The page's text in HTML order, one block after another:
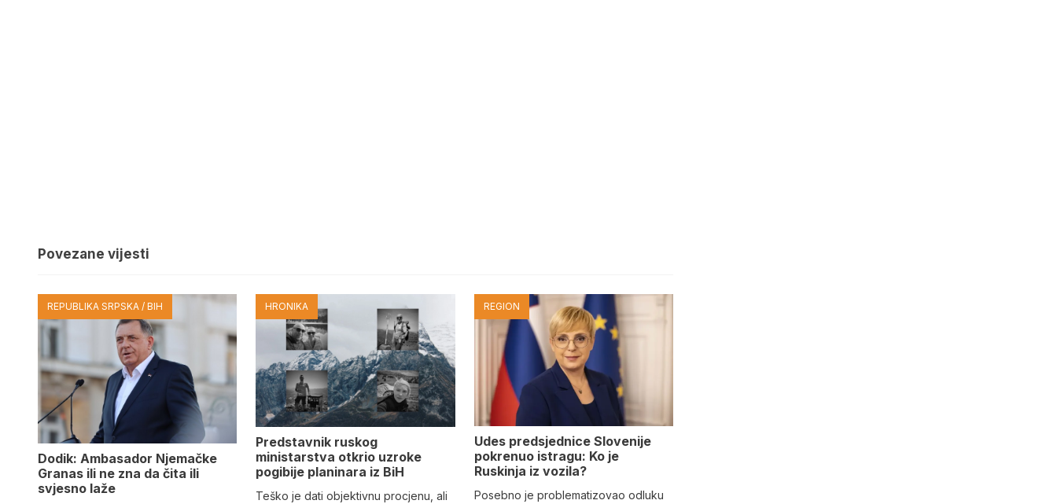
Povezane vijesti
REPUBLIKA SRPSKA / BIH
Dodik: Ambasador Njemačke
Granas ili ne zna da čita ili
svjesno laže
HRONIKA
Predstavnik ruskog
ministarstva otkrio uzroke
pogibije planinara iz BiH
Teško je dati objektivnu procjenu, ali
REGION
Udes predsjednice Slovenije
pokrenuo istragu: Ko je
Ruskinja iz vozila?
Posebno je problematizovao odluku